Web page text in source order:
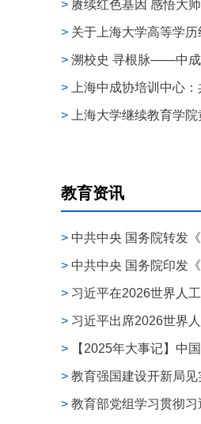
> 赓续红色基因 感悟大
> 关于上海大学高等学
> 溯校史 寻根脉——中成
> 上海中成协培训中心
> 上海大学继续教育学
教育资讯
> 中共中央 国务院转发
> 中共中央 国务院印发
> 习近平在2026世界人
> 习近平出席2026世界
> 【2025年大事记】中
> 教育强国建设开新局见
> 教育部党组学习贯彻